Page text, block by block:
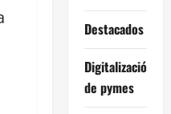
Destacados
Digitalización
de pymes